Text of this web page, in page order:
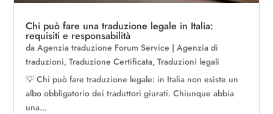
Chi può fare una traduzione legale in Italia:
requisiti e responsabilità
daAgenzia traduzione Forum Service |Agenzia di
traduzioni,Traduzione Certificata,Traduzioni legali
💡 Chi può fare traduzione legale: in Italia non esiste un
albo obbligatorio dei traduttori giurati. Chiunque abbia
una...